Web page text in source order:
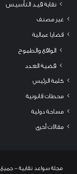
نقابة قيد التأسيس
غير مصنف
قضايا عمالية
الواقع والطموح
قضية العدد
كلمة الرئيس
محطات قانونية
مساحة دولية
مقالات أخرى
مجلة سواعد نقابية - جميع